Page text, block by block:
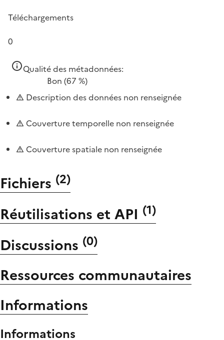
Téléchargements
0
Qualité des métadonnées:
Bon (67 %)
Description des données non renseignée
Couverture temporelle non renseignée
Couverture spatiale non renseignée
Fichiers (2)
Réutilisations et API (1)
Discussions (0)
Ressources communautaires
Informations
Informations